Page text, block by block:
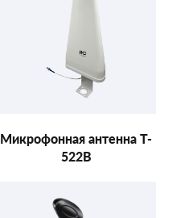
Микрофонная антенна T-
522B